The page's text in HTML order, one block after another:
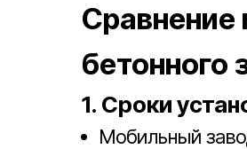
Сравнение
бетонного
1. Сроки
Мобильный